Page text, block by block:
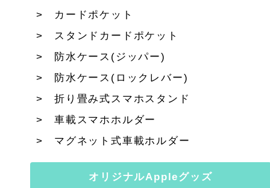
カードポケット
スタンドカードポケット
防水ケース(ジッパー)
防水ケース(ロックレバー)
折り畳み式スマホスタンド
車載スマホホルダー
マグネット式車載ホルダー
オリジナルAppleグッズ